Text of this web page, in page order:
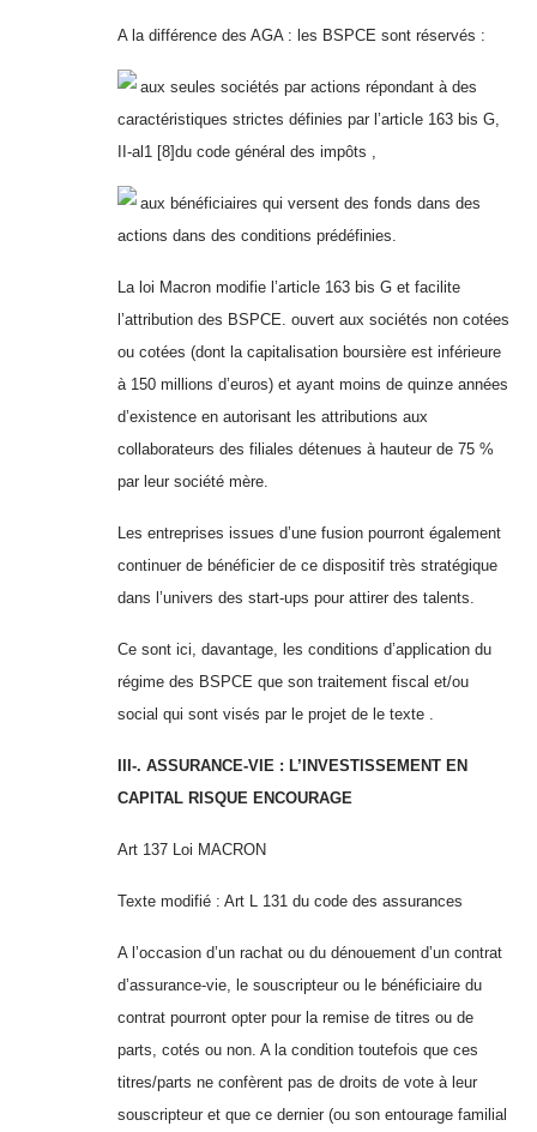
A la différence des AGA : les BSPCE sont réservés :
aux seules sociétés par actions répondant à des
caractéristiques strictes définies par l’article 163 bis G,
II-al1 [8]du code général des impôts ,
aux bénéficiaires qui versent des fonds dans des
actions dans des conditions prédéfinies.
La loi Macron modifie l’article 163 bis G et facilite
l’attribution des BSPCE. ouvert aux sociétés non cotées
ou cotées (dont la capitalisation boursière est inférieure
à 150 millions d’euros) et ayant moins de quinze années
d’existence en autorisant les attributions aux
collaborateurs des filiales détenues à hauteur de 75 %
par leur société mère.
Les entreprises issues d’une fusion pourront également
continuer de bénéficier de ce dispositif très stratégique
dans l’univers des start-ups pour attirer des talents.
Ce sont ici, davantage, les conditions d’application du
régime des BSPCE que son traitement fiscal et/ou
social qui sont visés par le projet de le texte .
III-. ASSURANCE-VIE : L’INVESTISSEMENT EN
CAPITAL RISQUE ENCOURAGE
Art 137 Loi MACRON
Texte modifié : Art L 131 du code des assurances
A l’occasion d’un rachat ou du dénouement d’un contrat
d’assurance-vie, le souscripteur ou le bénéficiaire du
contrat pourront opter pour la remise de titres ou de
parts, cotés ou non. A la condition toutefois que ces
titres/parts ne confèrent pas de droits de vote à leur
souscripteur et que ce dernier (ou son entourage familial